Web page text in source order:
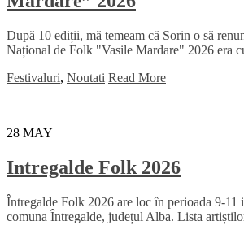
După 10 ediții, mă temeam că Sorin o să
Național de Folk "Vasile Mardare" 2026 era
Festivaluri, Noutati Read More
28 MAY
Intregalde Folk 2026
Întregalde Folk 2026 are loc în perioada 9-11
comuna Întregalde, județul Alba. Lista